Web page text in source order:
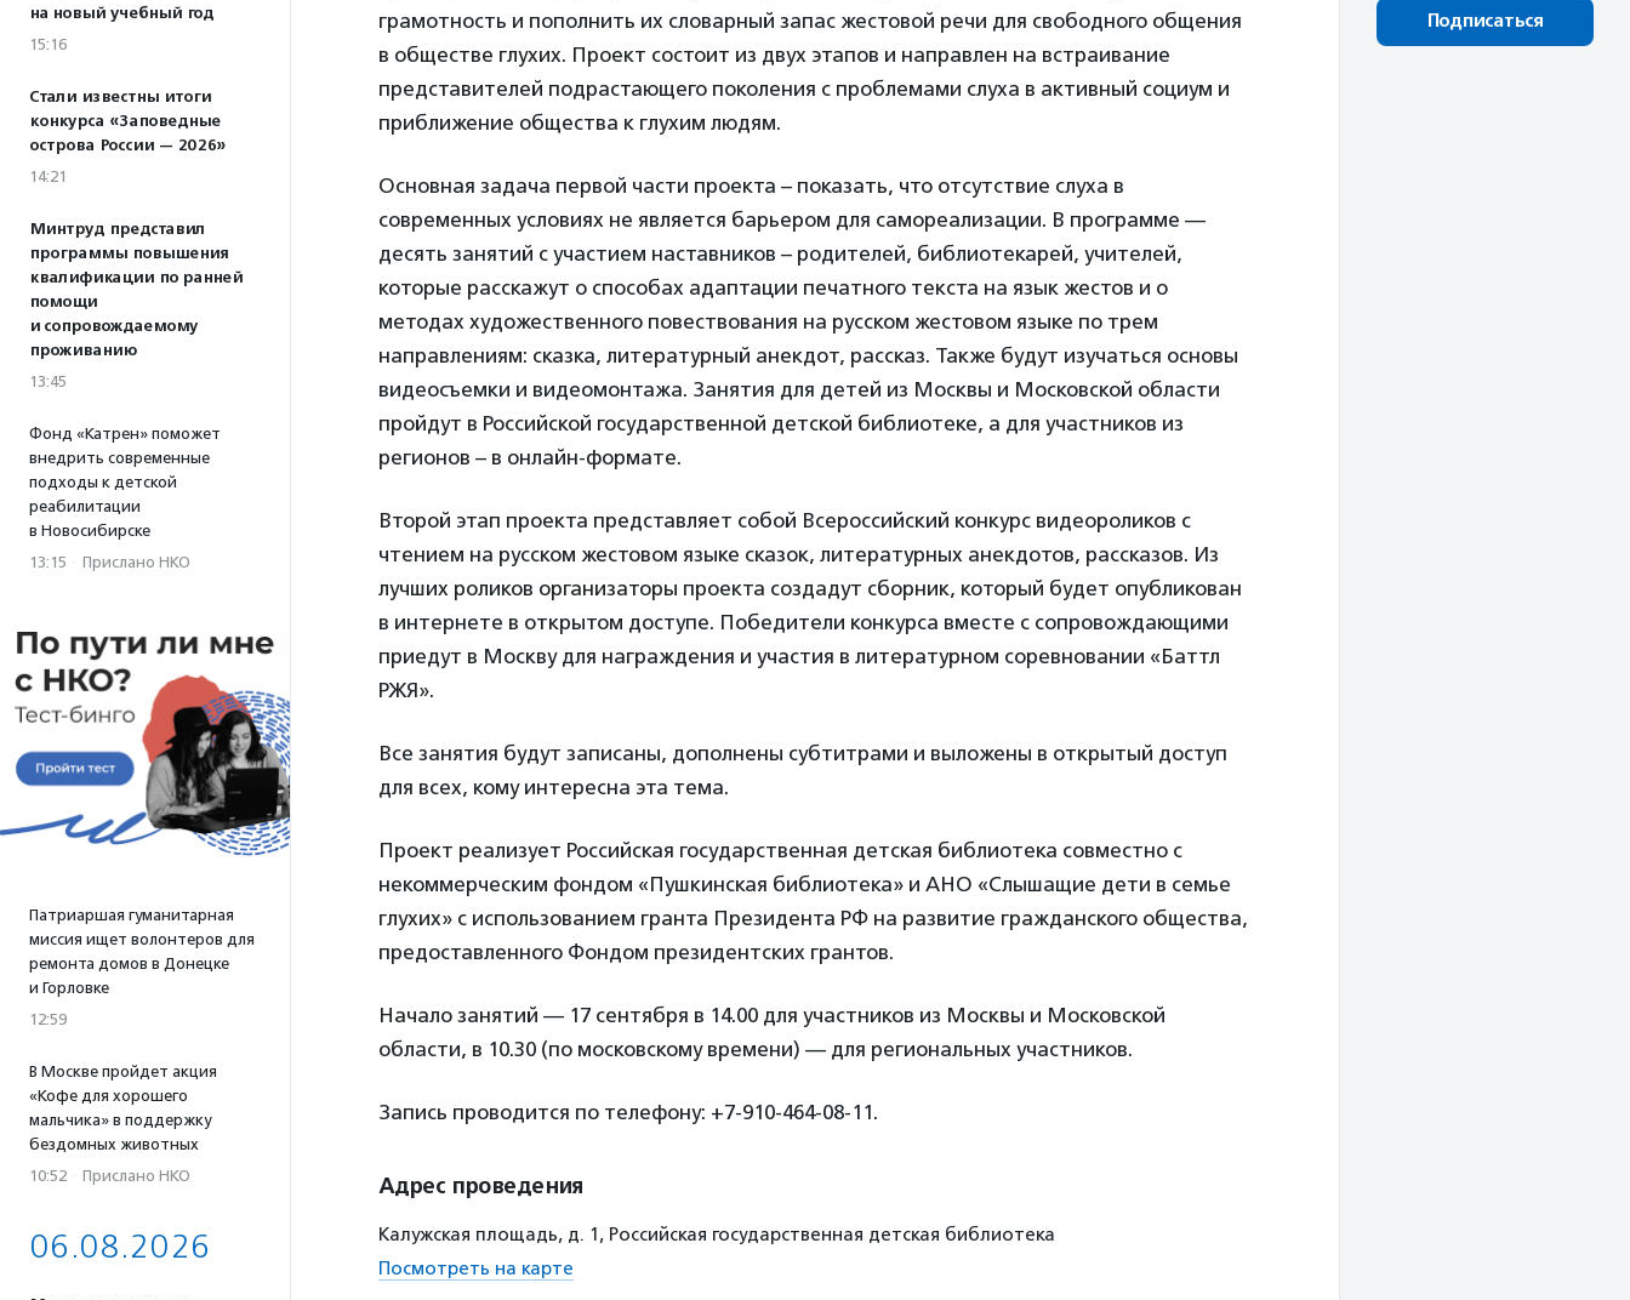
на новый учебный год
15:16
Стали известны итоги
конкурса «Заповедные
острова России — 2026»
14:21
Минтруд представил
программы повышения
квалификации по ранней
помощи
и сопровождаемому
проживанию
13:45
Фонд «Катрен» поможет
внедрить современные
подходы к детской
реабилитации
в Новосибирске
13:15 · Прислано НКО
Патриаршая гуманитарная
миссия ищет волонтеров для
ремонта домов в Донецке
и Горловке
12:59
В Москве пройдет акция
«Кофе для хорошего
мальчика» в поддержку
бездомных животных
10:52 · Прислано НКО
06.08.2026
грамотность и пополнить их словарный запас жестовой речи для свободного общения
в обществе глухих. Проект состоит из двух этапов и направлен на встраивание
представителей подрастающего поколения с проблемами слуха в активный социум и
приближение общества к глухим людям.
Основная задача первой части проекта – показать, что отсутствие слуха в
современных условиях не является барьером для самореализации. В программе —
десять занятий с участием наставников – родителей, библиотекарей, учителей,
которые расскажут о способах адаптации печатного текста на язык жестов и о
методах художественного повествования на русском жестовом языке по трем
направлениям: сказка, литературный анекдот, рассказ. Также будут изучаться основы
видеосъемки и видеомонтажа. Занятия для детей из Москвы и Московской области
пройдут в Российской государственной детской библиотеке, а для участников из
регионов – в онлайн-формате.
Второй этап проекта представляет собой Всероссийский конкурс видеороликов с
чтением на русском жестовом языке сказок, литературных анекдотов, рассказов. Из
лучших роликов организаторы проекта создадут сборник, который будет опубликован
в интернете в открытом доступе. Победители конкурса вместе с сопровождающими
приедут в Москву для награждения и участия в литературном соревновании «Баттл
РЖЯ».
Все занятия будут записаны, дополнены субтитрами и выложены в открытый доступ
для всех, кому интересна эта тема.
Проект реализует Российская государственная детская библиотека совместно с
некоммерческим фондом «Пушкинская библиотека» и АНО «Слышащие дети в семье
глухих» с использованием гранта Президента РФ на развитие гражданского общества,
предоставленного Фондом президентских грантов.
Начало занятий — 17 сентября в 14.00 для участников из Москвы и Московской
области, в 10.30 (по московскому времени) — для региональных участников.
Запись проводится по телефону: +7-910-464-08-11.
Адрес проведения
Калужская площадь, д. 1, Российская государственная детская библиотека
Посмотреть на карте
Подписаться